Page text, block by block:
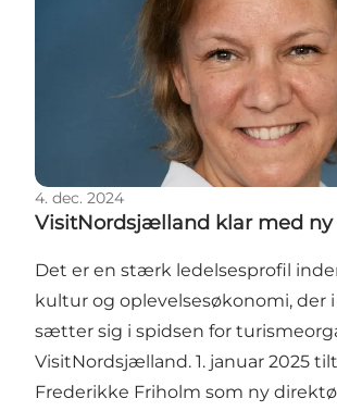
4. dec. 2024
VisitNordsjælland klar med
Det er en stærk ledelsesprofil
kultur og oplevelsesøkonomi, der
sætter sig i spidsen for
VisitNordsjælland. 1. januar 2025
Frederikke Friholm som ny